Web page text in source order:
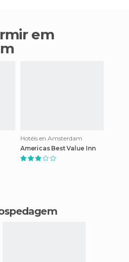
Hotéis en Amsterdam
Americas Best Value Inn